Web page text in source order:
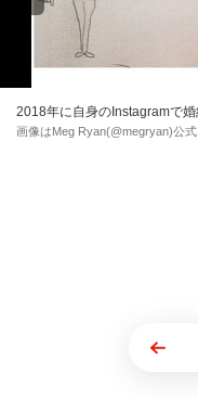
2018年に自身のInstagramで
画像はMeg Ryan(@megryan)公